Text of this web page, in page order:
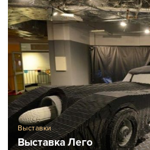
Выставки
Выставка Лего